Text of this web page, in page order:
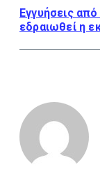
Εγγυήσεις
εδραιωθεί η